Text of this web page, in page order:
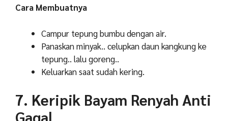
Cara Membuatnya
Campur tepung bumbu dengan air.
Panaskan minyak.. celupkan daun kangkung ke
tepung.. lalu goreng..
Keluarkan saat sudah kering.
7. Keripik Bayam Renyah Anti